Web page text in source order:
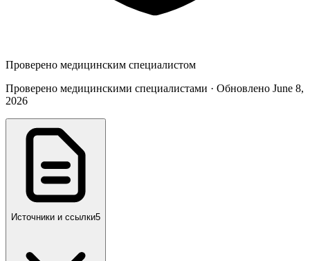
Проверено медицинским специалистом
Проверено медицинскими специалистами · Обновлено June 8,
2026
Источники и ссылки5